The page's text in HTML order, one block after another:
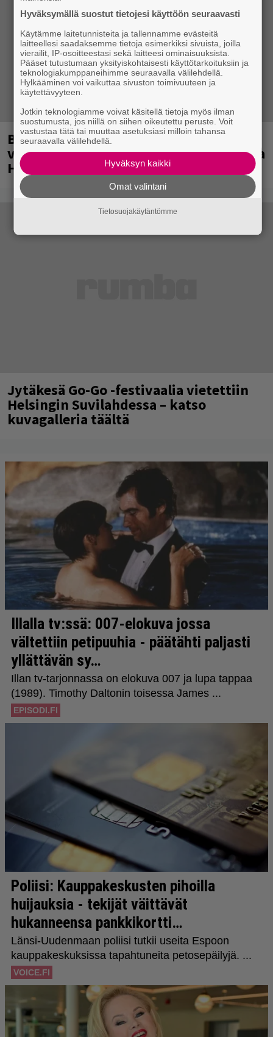
Blind Channel palaa puolentoista
vuoden tauolta – uusi levy ja jättikeikka
Helsingissä tulossa
Jytäkesä Go-Go -festivaalia vietettiin
Helsingin Suvilahdessa – katso
kuvagalleria täältä
Hyväksymällä suostut tietojesi käyttöön seuraavasti
Käytämme laitetunnisteita ja tallennamme evästeitä
laitteellesi saadaksemme tietoja esimerkiksi sivuista, joilla
vierailit, IP-osoitteestasi sekä laitteesi ominaisuuksista.
Pääset tutustumaan yksityiskohtaisesti käyttötarkoituksiin ja
teknologiakumppaneihimme seuraavalla välilehdellä.
Hylkääminen voi vaikuttaa sivuston toimivuuteen ja
käytettävyyteen.
Jotkin teknologiamme voivat käsitellä tietoja myös ilman
suostumusta, jos niillä on siihen oikeutettu peruste. Voit
vastustaa tätä tai muuttaa asetuksiasi milloin tahansa
seuraavalla välilehdellä.
Hyväksyn kaikki
Omat valintani
Tietosuojakäytäntömme